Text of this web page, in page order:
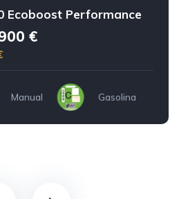
Ecoboost Performance
€
Manual Gasolina